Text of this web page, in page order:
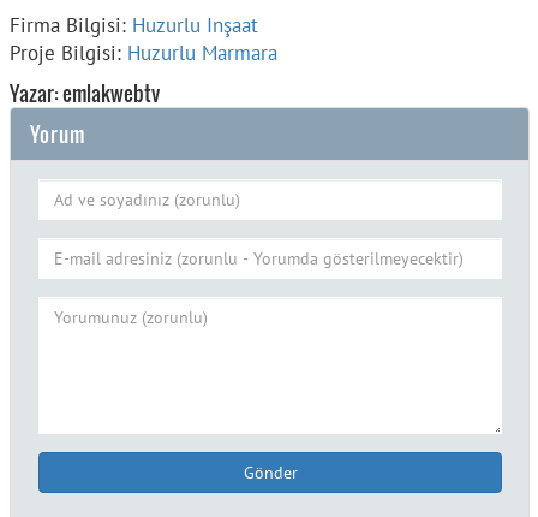
Firma Bilgisi: Huzurlu Inşaat
Proje Bilgisi: Huzurlu Marmara
Yazar: emlakwebtv
Yorum
Gönder